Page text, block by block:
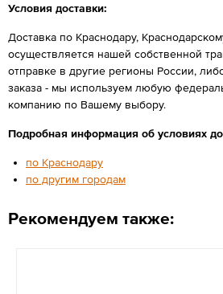
Условия доставки:
Доставка по Краснодару,
осуществляется нашей собственной
отправке в другие регионы России,
заказа - мы используем любую
компанию по Вашему выбору.
Подробная информация об условиях
по Краснодару
по другим городам
Рекомендуем также: